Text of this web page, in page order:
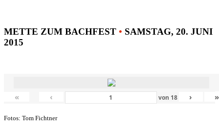
METTE ZUM BACHFEST • SAMSTAG, 20. JUNI
2015
« ‹ von 18 › »
Fotos: Tom Fichtner